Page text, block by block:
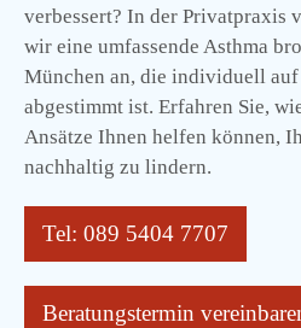
verbessert? In der Privatpraxis
wir eine umfassende Asthma
München an, die individuell
abgestimmt ist. Erfahren Sie,
Ansätze Ihnen helfen können,
nachhaltig zu lindern.
Tel: 089 5404 7707
Beratungstermin